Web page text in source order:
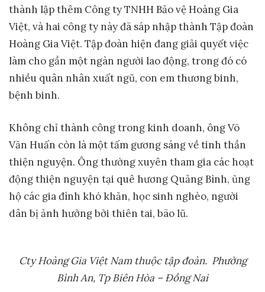
thành lập thêm Công ty TNHH Bảo vệ Hoàng Gia
Việt, và hai công ty này đã sáp nhập thành Tập đoàn
Hoàng Gia Việt. Tập đoàn hiện đang giải quyết việc
làm cho gần một ngàn người lao động, trong đó có
nhiều quân nhân xuất ngũ, con em thương binh,
bệnh binh.
Không chỉ thành công trong kinh doanh, ông Võ
Văn Huấn còn là một tấm gương sáng về tinh thần
thiện nguyện. Ông thường xuyên tham gia các hoạt
động thiện nguyện tại quê hương Quảng Bình, ủng
hộ các gia đình khó khăn, học sinh nghèo, người
dân bị ảnh hưởng bởi thiên tai, bão lũ.
Cty Hoàng Gia Việt Nam thuộc tập đoàn. Phường
Bình An, Tp Biên Hòa – Đồng Nai